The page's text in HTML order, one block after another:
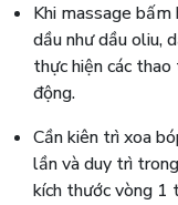
Khi massage
dầu như dầu oliu,
thực hiện các
động.
Cần kiên trì xoa
lần và duy trì
kích thước vòng 1